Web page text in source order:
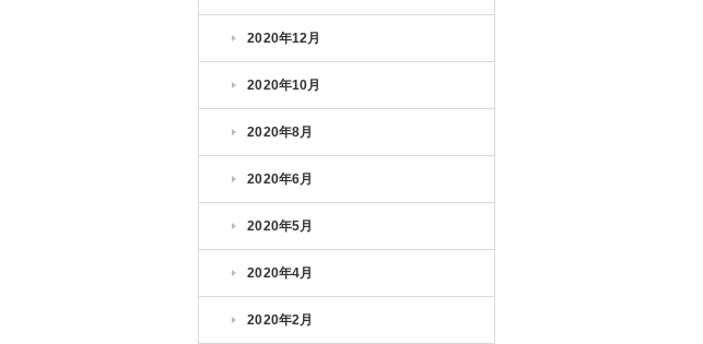
2020年12月
2020年10月
2020年8月
2020年6月
2020年5月
2020年4月
2020年2月